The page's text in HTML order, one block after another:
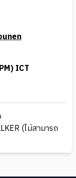
ICT
(ไม่สามารถ